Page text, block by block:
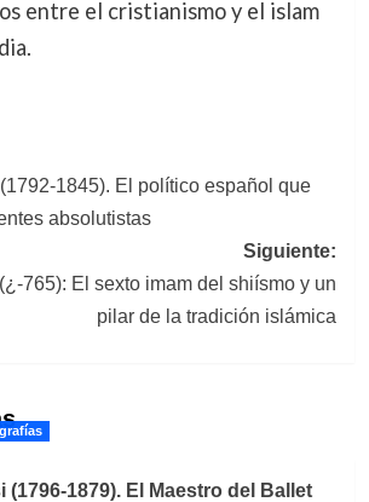
entre el cristianismo y el islam
1845). El político español que
absolutistas
Siguiente:
765): El sexto imam del shiísmo y un
pilar de la tradición islámica
1879). El Maestro del Ballet